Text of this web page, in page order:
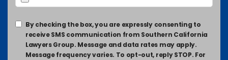
By checking the box, you are expressly consenting to
receive SMS communication from Southern California
Lawyers Group. Message and data rates may apply.
Message frequency varies. To opt-out, reply STOP. For